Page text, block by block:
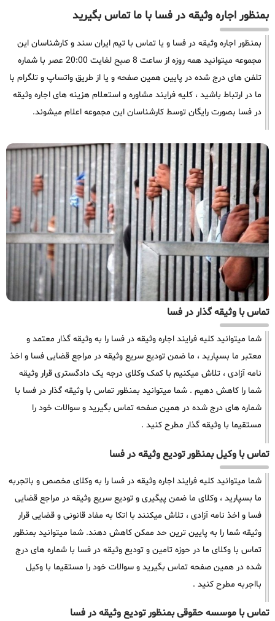
بمنظور اجاره وثیقه در فسا با ما تماس بگیرید
بمنظور اجاره وثیقه در فسا و یا تماس با تیم ایران سند و کارشناسان این
مجموعه میتوانید همه روزه از ساعت 8 صبح لغایت 20:00 عصر با شماره
تلفن های درج شده در پایین همین صفحه و یا از طریق واتساپ و تلگرام با
ما در ارتباط باشید ، کلیه فرایند مشاوره و استعلام هزینه های اجاره وثیقه
در فسا بصورت رایگان توسط کارشناسان این مجموعه اعلام میشوند.
تماس با وثیقه گذار در فسا
شما میتوانید کلیه فرایند اجاره وثیقه در فسا را به وثیقه گذار معتمد و
معتبر ما بسپارید ، ما ضمن تودیع سریع وثیقه در مراجع قضایی فسا و اخذ
نامه آزادی ، تلاش میکنیم با کمک وکلای درجه یک دادگستری قرار وثیقه
شما را کاهش دهیم . شما میتوانید بمنظور تماس با وثیقه گذار در فسا با
شماره های درج شده در همین صفحه تماس بگیرید و سوالات خود را
مستقیما با وثیقه گذار مطرح کنید .
تماس با وکیل بمنظور تودیع وثیقه در فسا
شما میتوانید کلیه فرایند اجاره وثیقه در فسا را به وکلای مخصص و باتجربه
ما بسپارید ، وکلای ما ضمن پیگیری و تودیع سریع وثیقه در مراجع قضایی
فسا و اخذ نامه آزادی ، تلاش میکنند با اتکا به مفاد قانونی و قضایی قرار
وثیقه شما را به پایین ترین حد ممکن کاهش دهند. شما میتوانید بمنظور
تماس با وکلای ما در حوزه تامین و تودیع وثیقه در فسا با شماره های درج
شده در همین صفحه تماس بگیرید و سوالات خود را مستقیما با وکیل
بااجربه مطرح کنید .
تماس با موسسه حقوقی بمنظور تودیع وثیقه در فسا